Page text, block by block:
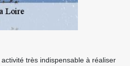
très indispensable à réaliser